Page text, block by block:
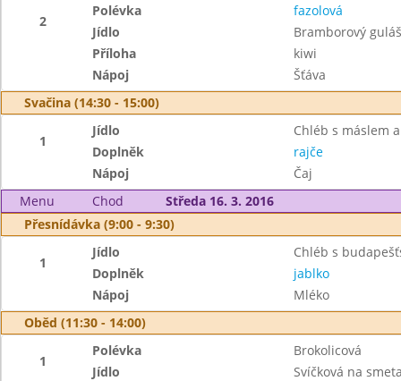
2
Polévka
fazolová
Jídlo
Bramborový
Příloha
kiwi
Nápoj
Šťáva
Svačina (14:30 - 15:00)
1
Jídlo
Chléb s máslem
Doplněk
rajče
Nápoj
Čaj
Menu
Chod
Středa 16. 3. 2016
Přesnídávka (9:00 - 9:30)
1
Jídlo
Chléb s
Doplněk
jablko
Nápoj
Mléko
Oběd (11:30 - 14:00)
1
Polévka
Brokolicová
Jídlo
Svíčková na